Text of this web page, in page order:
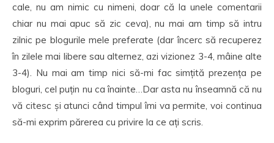
cale, nu am nimic cu nimeni, doar că la unele comentarii
chiar nu mai apuc să zic ceva), nu mai am timp să intru
zilnic pe blogurile mele preferate (dar încerc să recuperez
în zilele mai libere sau alternez, azi vizionez 3-4, mâine alte
3-4). Nu mai am timp nici să-mi fac simțită prezența pe
bloguri, cel puțin nu ca înainte…Dar asta nu înseamnă că nu
vă citesc și atunci când timpul îmi va permite, voi continua
să-mi exprim părerea cu privire la ce ați scris.